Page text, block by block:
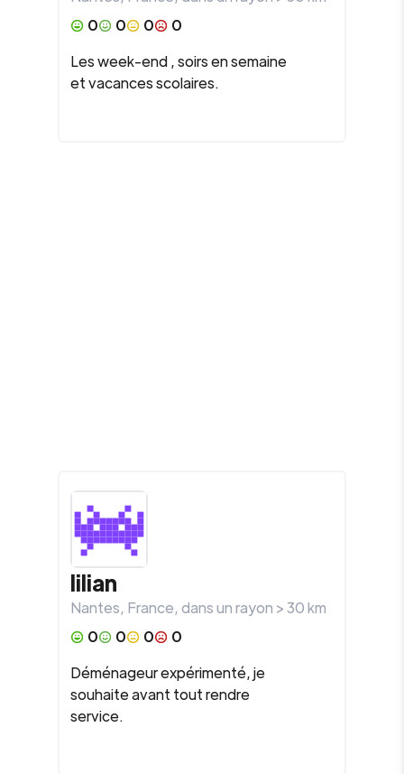
0
0 0
0
Les week-end , soirs en semaine
et vacances scolaires.
lilian
Nantes, France, dans un rayon >30km
0
0 0
0
Déménageur expérimenté, je
souhaite avant tout rendre
service.